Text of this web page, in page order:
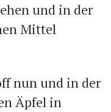
und in der
Mittel
nun und in der
Äpfel in